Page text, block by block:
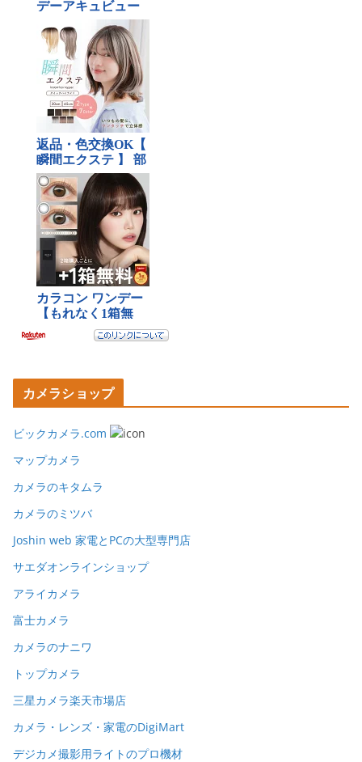
カメラショップ
ビックカメラ.com
マップカメラ
カメラのキタムラ
カメラのミツバ
Joshin web 家電とPCの大型専門店
サエダオンラインショップ
アライカメラ
富士カメラ
カメラのナニワ
トップカメラ
三星カメラ楽天市場店
カメラ・レンズ・家電のDigiMart
デジカメ撮影用ライトのプロ機材